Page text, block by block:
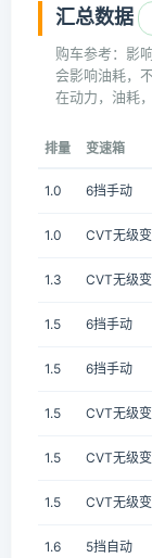
汇总数据
购车参考：影
会影响油耗，
在动力，油耗
排量 变速箱
1.0 6挡手动
1.0 CVT无级
1.3 CVT无级
1.5 6挡手动
1.5 6挡手动
1.5 CVT无级
1.5 CVT无级
1.5 CVT无级
1.6 5挡自动